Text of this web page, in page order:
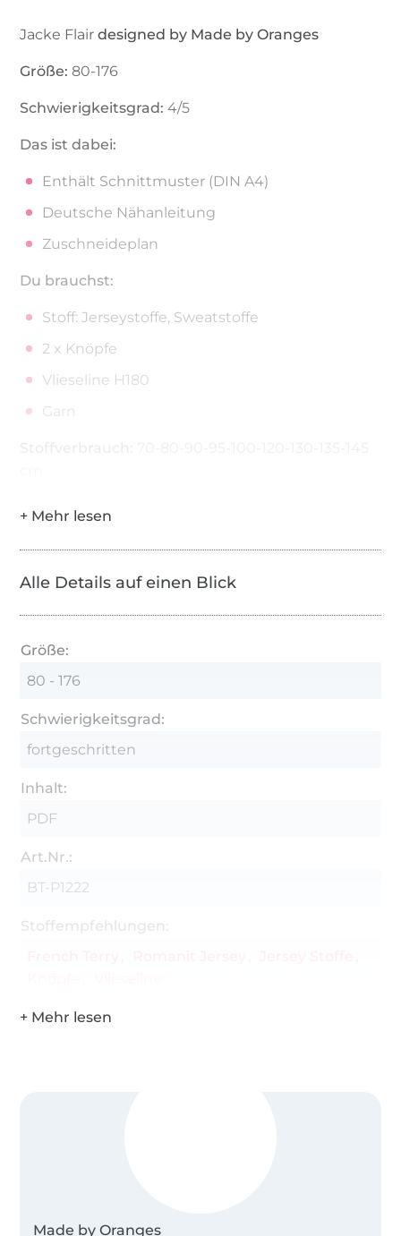
Jacke Flairdesigned by Made by Oranges
Größe: 80-176
Schwierigkeitsgrad: 4/5
Das ist dabei:
Enthält Schnittmuster (DIN A4)
Deutsche Nähanleitung
Zuschneideplan
Du brauchst:
Stoff: Jerseystoffe, Sweatstoffe
2 x Knöpfe
Vlieseline H180
Garn
Alle Details auf einen Blick
Größe:
80 - 176
Schwierigkeitsgrad:
fortgeschritten
Inhalt:
PDF
Art.Nr.:
BT-P1222
Stoffempfehlungen:
Made by Oranges